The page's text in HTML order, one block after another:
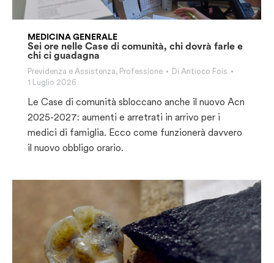
MEDICINA GENERALE
Sei ore nelle Case di comunità, chi dovrà farle e
chi ci guadagna
Previdenza e Assistenza, Professione Di Antioco Fois
1 Luglio 2026
Le Case di comunità sbloccano anche il nuovo Acn
2025-2027: aumenti e arretrati in arrivo per i
medici di famiglia. Ecco come funzionerà davvero
il nuovo obbligo orario.